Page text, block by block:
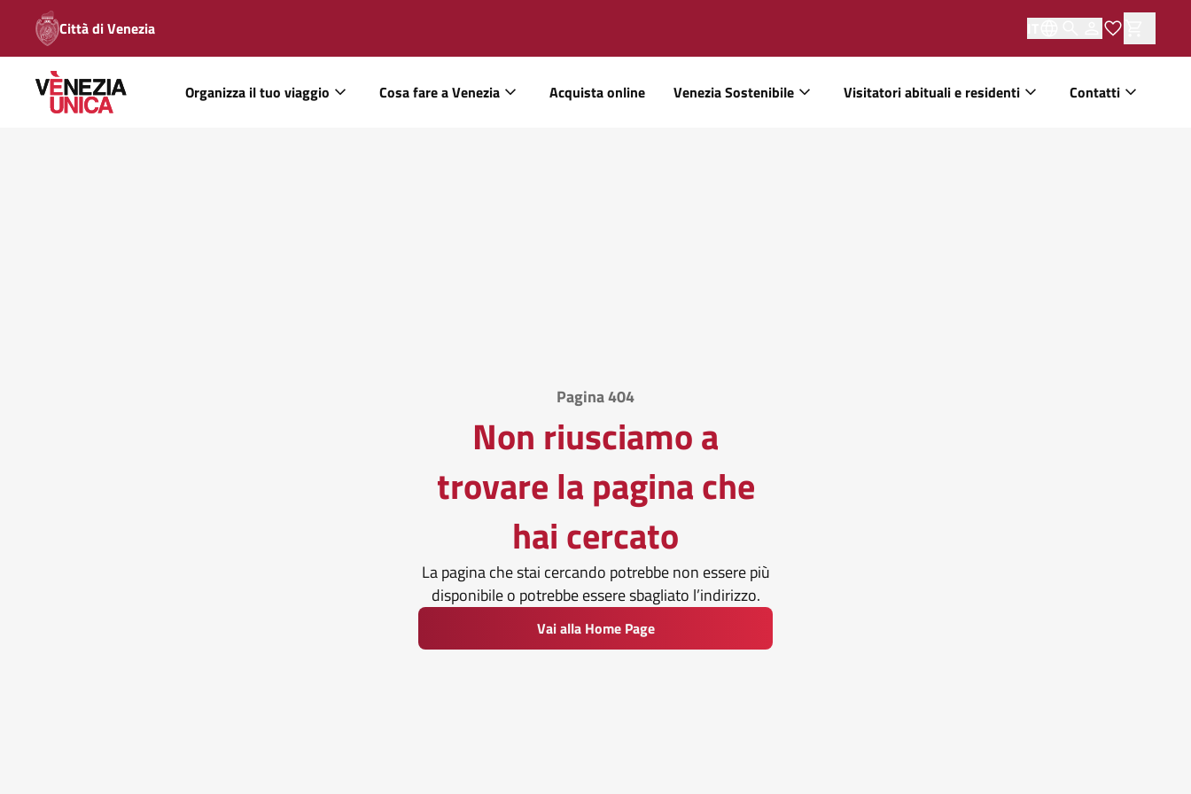
Città di Venezia
Organizza il tuo viaggio Cosa fare a Venezia Acquista online Venezia Sostenibile Visitatori abituali e residenti Contatti
Pagina 404
Non riusciamo a
trovare la pagina che
hai cercato
La pagina che stai cercando potrebbe non essere più
disponibile o potrebbe essere sbagliato l’indirizzo.
Vai alla Home Page